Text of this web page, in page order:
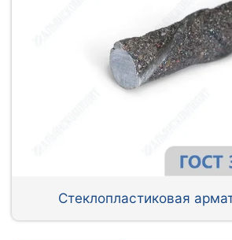
Стеклопластиковая